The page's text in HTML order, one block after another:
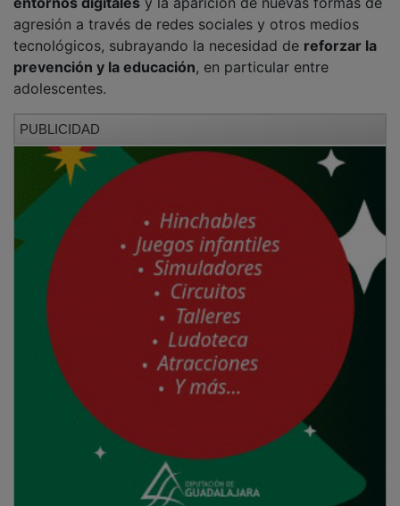
agresión a través de redes sociales y otros medios
tecnológicos, subrayando la necesidad dereforzar la
prevención y la educación, en particular entre
adolescentes.